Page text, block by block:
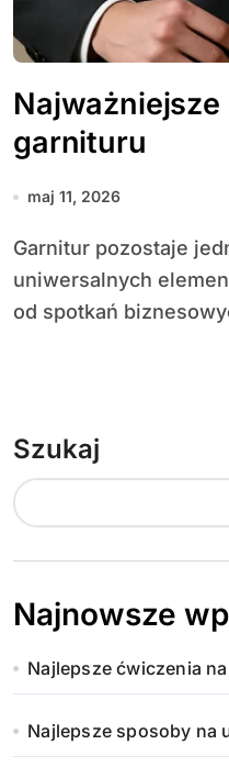
garnituru
maj 11, 2026
Garnitur pozostaje jednym z najbardziej
uniwersalnych
od spotkań
Szukaj
Najnowsze
Najlepsze ćwiczenia
Najlepsze sposoby na